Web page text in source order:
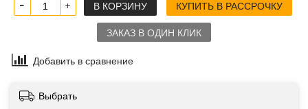
В КОРЗИНУ КУПИТЬ В РАССРОЧКУ
ЗАКАЗ В ОДИН КЛИК
Добавить в сравнение
Выбрать